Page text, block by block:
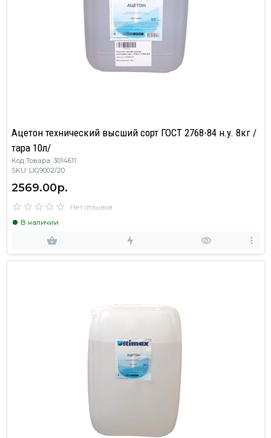
Ацетон технический высший сорт ГОСТ 2768-84 н.у. 8кг /
тара 10л/
Код Товара: 3014611
SKU: LIG9002/20
2569.00р.
Нет отзывов
В наличии